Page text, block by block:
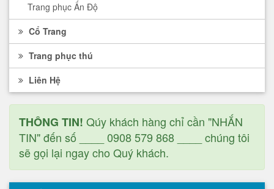
Trang phục Ấn Độ
Cổ Trang
Trang phục thú
Liên Hệ
THÔNG TIN! Qúy khách hàng chỉ cần "NHẮN
TIN" đến số ____ 0908 579 868 ____ chúng tôi
sẽ gọi lại ngay cho Quý khách.